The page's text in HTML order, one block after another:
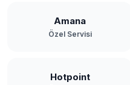
Amana
Özel Servisi
Hotpoint